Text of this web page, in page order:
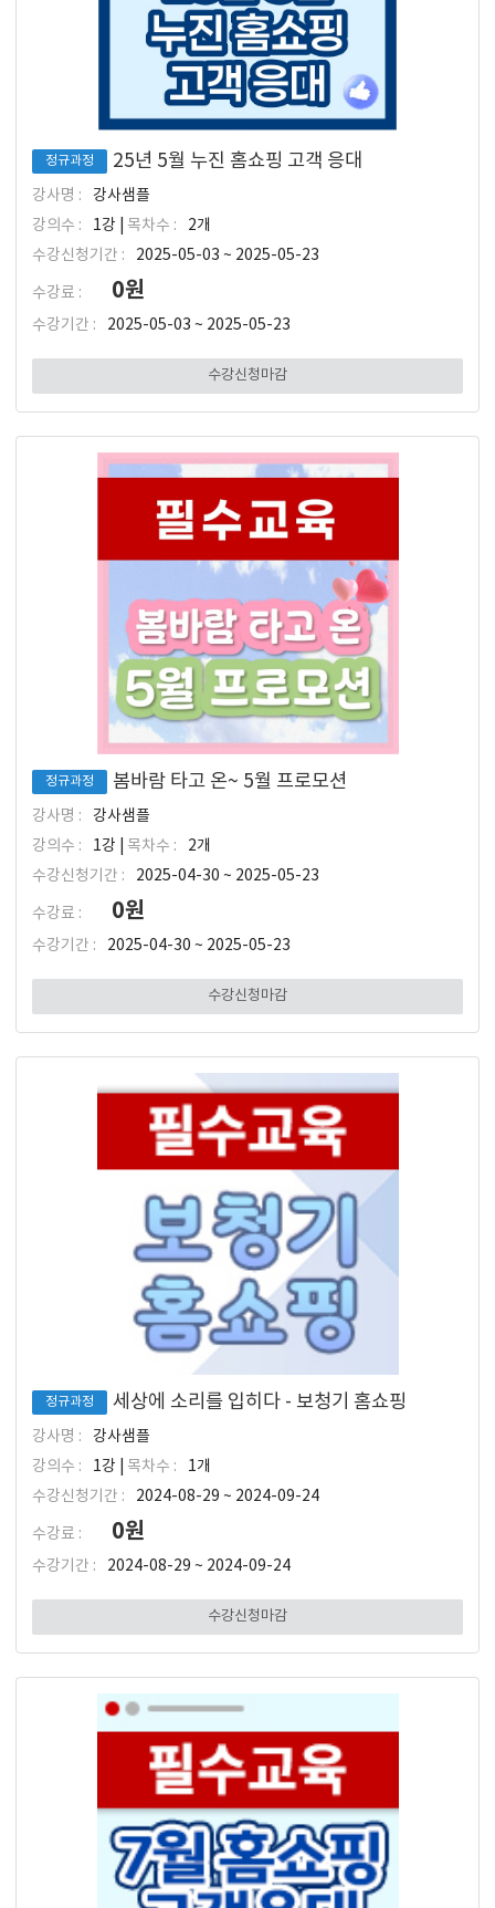
정규과정 25년 5월 누진 홈쇼핑 고객 응대
강사명 :
강사샘플
강의수 :
1강 | 목차수 :
2개
수강신청기간 :
2025-05-03 ~ 2025-05-23
수강료 : 0원
수강기간 : 2025-05-03 ~ 2025-05-23
수강신청마감
정규과정 봄바람 타고 온~ 5월 프로모션
강사명 :
강사샘플
강의수 :
1강 | 목차수 :
2개
수강신청기간 :
2025-04-30 ~ 2025-05-23
수강료 : 0원
수강기간 : 2025-04-30 ~ 2025-05-23
수강신청마감
정규과정 세상에 소리를 입히다 - 보청기 홈쇼핑
강사명 :
강사샘플
강의수 :
1강 | 목차수 :
1개
수강신청기간 :
2024-08-29 ~ 2024-09-24
수강료 : 0원
수강기간 : 2024-08-29 ~ 2024-09-24
수강신청마감